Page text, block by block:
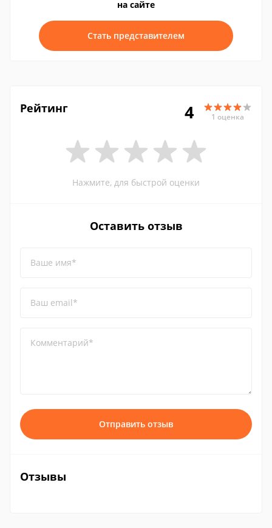
на сайте
Стать представителем
Рейтинг 4 1 оценка
Нажмите, для быстрой оценки
Оставить отзыв
Ваше имя*
Ваш email*
Комментарий*
Отправить отзыв
Отзывы